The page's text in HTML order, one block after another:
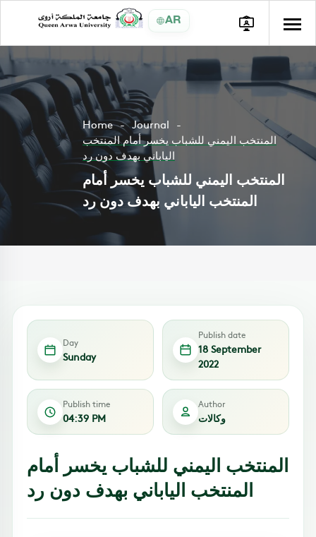
AR
Home
Journal
المنتخب اليمني للشباب يخسر أمام المنتخب
الياباني بهدف دون رد
المنتخب اليمني للشباب يخسر أمام
المنتخب الياباني بهدف دون رد
Day
Sunday
Publish date
18 September
2022
Publish time
04:39 PM
Author
وكالات
المنتخب اليمني للشباب يخسر أمام
المنتخب الياباني بهدف دون رد